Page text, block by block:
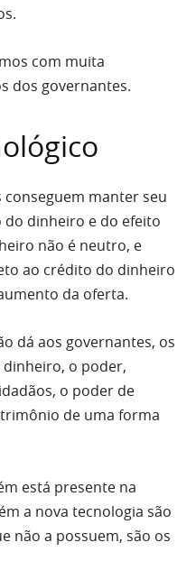
com muita
dos governantes.
manter seu
dinheiro e do efeito
não é neutro, e
ao crédito do dinheiro
da oferta.
dá aos governantes, os
o poder,
o poder de
de uma forma
está presente na
a nova tecnologia são
não a possuem, são os